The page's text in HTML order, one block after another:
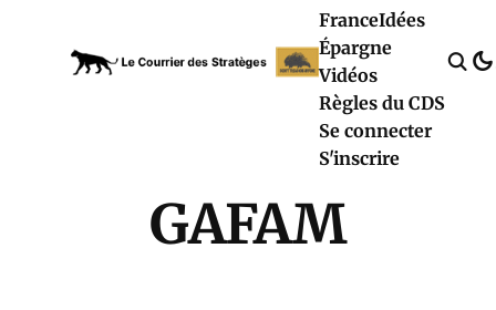
FranceIdées
Épargne
Vidéos
Règles du CDS
Se connecter
S'inscrire
GAFAM